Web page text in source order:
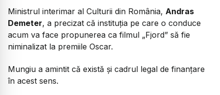
Ministrul interimar al Culturii din România, Andras
Demeter, a precizat că instituția pe care o conduce
acum va face propunerea ca filmul „Fjord” să fie
niminalizat la premiile Oscar.
Mungiu a amintit că există și cadrul legal de finanțare
în acest sens.